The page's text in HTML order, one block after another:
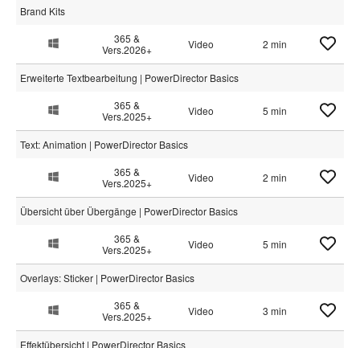
Brand Kits
365 &
Vers.2026+
Video 2 min
Erweiterte Textbearbeitung | PowerDirector Basics
365 &
Vers.2025+
Video 5 min
Text: Animation | PowerDirector Basics
365 &
Vers.2025+
Video 2 min
Übersicht über Übergänge | PowerDirector Basics
365 &
Vers.2025+
Video 5 min
Overlays: Sticker | PowerDirector Basics
365 &
Vers.2025+
Video 3 min
Effektübersicht | PowerDirector Basics